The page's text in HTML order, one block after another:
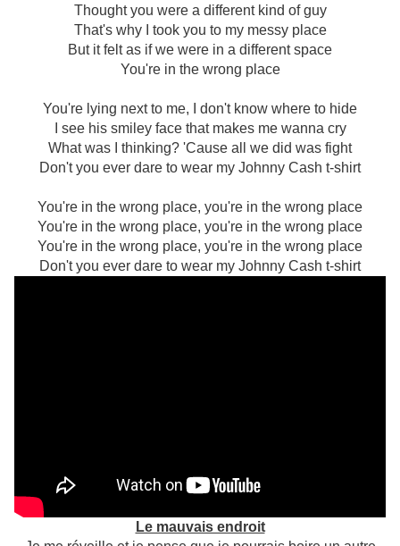
Thought you were a different kind of guy
That's why I took you to my messy place
But it felt as if we were in a different space
You're in the wrong place
You're lying next to me, I don't know where to hide
I see his smiley face that makes me wanna cry
What was I thinking? 'Cause all we did was fight
Don't you ever dare to wear my Johnny Cash t-shirt
You're in the wrong place, you're in the wrong place
You're in the wrong place, you're in the wrong place
You're in the wrong place, you're in the wrong place
Don't you ever dare to wear my Johnny Cash t-shirt
Le mauvais endroit